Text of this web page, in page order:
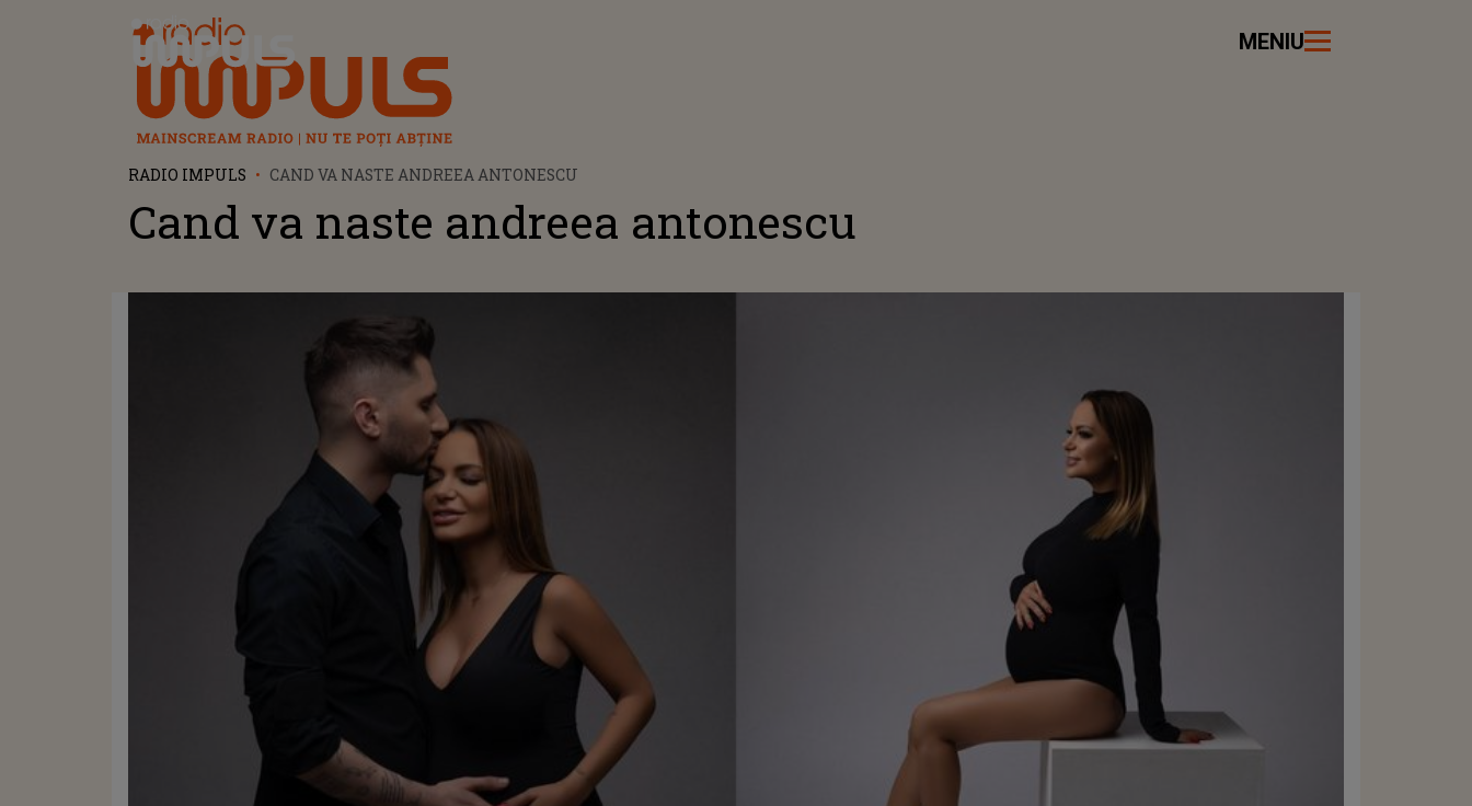
Radio Impuls MENIU
RADIO IMPULS CAND VA NASTE ANDREEA ANTONESCU
Cand va naste andreea antonescu